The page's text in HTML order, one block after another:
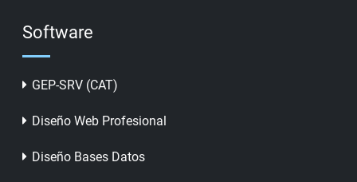
Software
GEP-SRV (CAT)
Diseño Web Profesional
Diseño Bases Datos